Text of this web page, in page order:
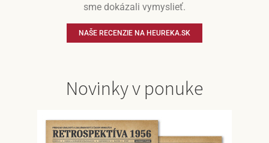
sme dokázali vymyslieť.
NAŠE RECENZIE NA HEUREKA.SK
Novinky v ponuke